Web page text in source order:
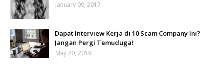
January 09, 2017
Dapat Interview Kerja di 10 Scam Company Ini?
Jangan Pergi Temuduga!
May 20, 2019